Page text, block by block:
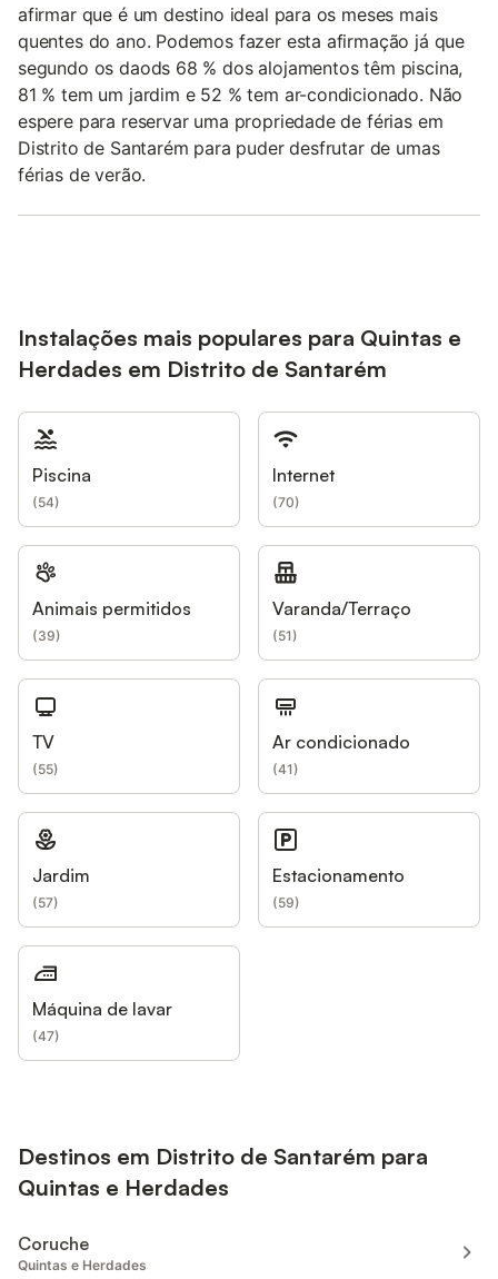
afirmar que é um destino ideal para os meses mais
quentes do ano. Podemos fazer esta afirmação já que
segundo os daods 68 % dos alojamentos têm piscina,
81 % tem um jardim e 52 % tem ar-condicionado. Não
espere para reservar uma propriedade de férias em
Distrito de Santarém para puder desfrutar de umas
férias de verão.
Instalações mais populares para Quintas e
Herdades em Distrito de Santarém
Piscina
(54)
Internet
(70)
Animais permitidos
(39)
Varanda/Terraço
(51)
TV
(55)
Ar condicionado
(41)
Jardim
(57)
Estacionamento
(59)
Máquina de lavar
(47)
Destinos em Distrito de Santarém para
Quintas e Herdades
Coruche
Quintas e Herdades